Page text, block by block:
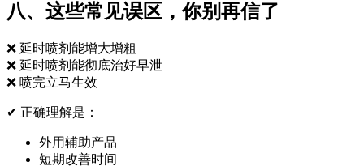
八、这些常见误区，你别再信了
❌ 延时喷剂能增大增粗
❌ 延时喷剂能彻底治好早泄
❌ 喷完立马生效
✔ 正确理解是：
外用辅助产品
短期改善时间